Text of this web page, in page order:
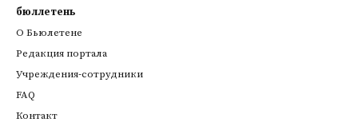
бюллетень
О Бьюлетене
Редакция портала
Учреждения-сотрудники
FAQ
Контакт